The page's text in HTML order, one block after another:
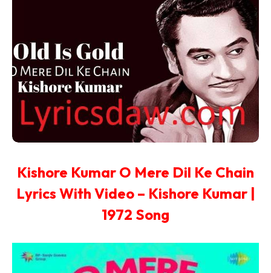
Kishore Kumar O Mere Dil Ke Chain
Lyrics With Video – Kishore Kumar |
1972 Song